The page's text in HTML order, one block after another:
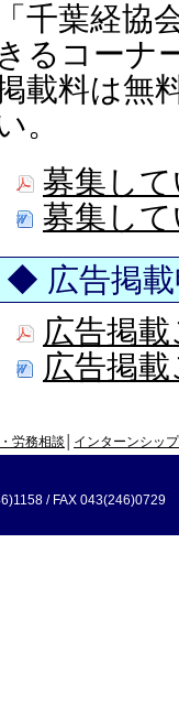
「千葉経
きるコーナ
載料は無
。
募集し
募集し
◆ 広告掲
広告掲
広告掲
労務相談 インターンシップ
/ FAX 043(246)0729